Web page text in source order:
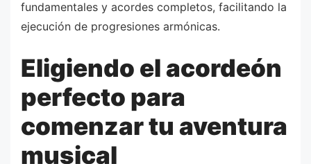
fundamentales y acordes completos, facilitando la
ejecución de progresiones armónicas.
Eligiendo el acordeón
perfecto para
comenzar tu aventura
musical